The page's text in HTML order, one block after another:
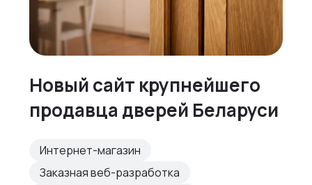
Новый сайт крупнейшего
продавца дверей Беларуси
Интернет-магазин
Заказная веб-разработка